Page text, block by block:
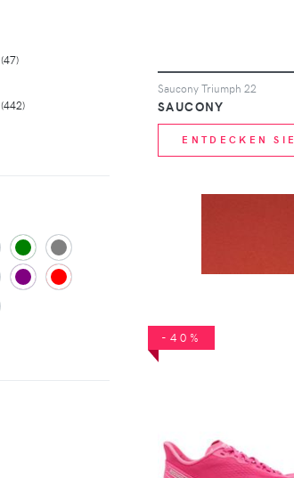
Saucony Triumph 22
SAUCONY
ENTDECKEN SIE
-40%
(47)
(442)